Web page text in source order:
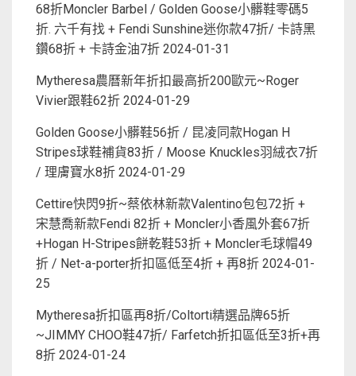
68折Moncler Barbel / Golden Goose小髒鞋零碼5
折. 六千有找 + Fendi Sunshine迷你款47折/ 卡詩黑
鑽68折 + 卡詩金油7折 2024-01-31
Mytheresa農曆新年折扣最高折200歐元~Roger
Vivier跟鞋62折 2024-01-29
Golden Goose小髒鞋56折 / 昆凌同款Hogan H
Stripes球鞋補貨83折 / Moose Knuckles羽絨衣7折
/ 理膚寶水8折 2024-01-29
Cettire快閃9折~蔡依林新款Valentino包包72折 +
宋慧喬新款Fendi 82折 + Moncler小香風外套67折
+Hogan H-Stripes餅乾鞋53折 + Moncler毛球帽49
折 / Net-a-porter折扣區低至4折 + 再8折 2024-01-
25
Mytheresa折扣區再8折/Coltorti精選品牌65折
~JIMMY CHOO鞋47折/ Farfetch折扣區低至3折+再
8折 2024-01-24